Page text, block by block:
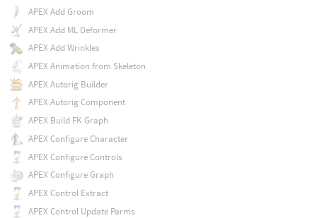
APEX Add Groom
APEX Add ML Deformer
APEX Add Wrinkles
APEX Animation from Skeleton
APEX Autorig Builder
APEX Autorig Component
APEX Build FK Graph
APEX Configure Character
APEX Configure Controls
APEX Configure Graph
APEX Control Extract
APEX Control Update Parms